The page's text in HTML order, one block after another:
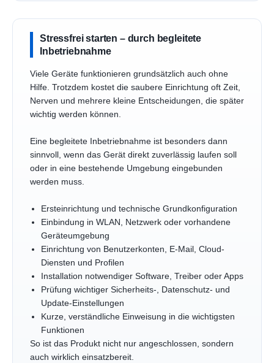
Stressfrei starten – durch begleitete
Inbetriebnahme
Viele Geräte funktionieren grundsätzlich auch ohne
Hilfe. Trotzdem kostet die saubere Einrichtung oft Zeit,
Nerven und mehrere kleine Entscheidungen, die später
wichtig werden können.
Eine begleitete Inbetriebnahme ist besonders dann
sinnvoll, wenn das Gerät direkt zuverlässig laufen soll
oder in eine bestehende Umgebung eingebunden
werden muss.
Ersteinrichtung und technische Grundkonfiguration
Einbindung in WLAN, Netzwerk oder vorhandene
Geräteumgebung
Einrichtung von Benutzerkonten, E-Mail, Cloud-
Diensten und Profilen
Installation notwendiger Software, Treiber oder Apps
Prüfung wichtiger Sicherheits-, Datenschutz- und
Update-Einstellungen
Kurze, verständliche Einweisung in die wichtigsten
Funktionen
So ist das Produkt nicht nur angeschlossen, sondern
auch wirklich einsatzbereit.